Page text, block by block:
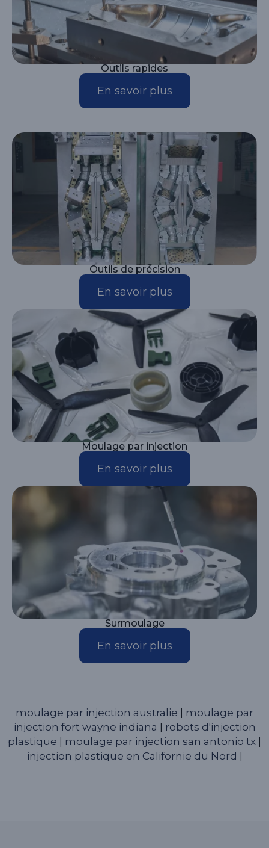
Outils rapides
En savoir plus
Outils de précision
En savoir plus
Moulage par injection
En savoir plus
Surmoulage
En savoir plus
moulage par injection australie
moulage par
injection fort wayne indiana
robots d'injection
plastique
moulage par injection san antonio tx
injection plastique en Californie du Nord